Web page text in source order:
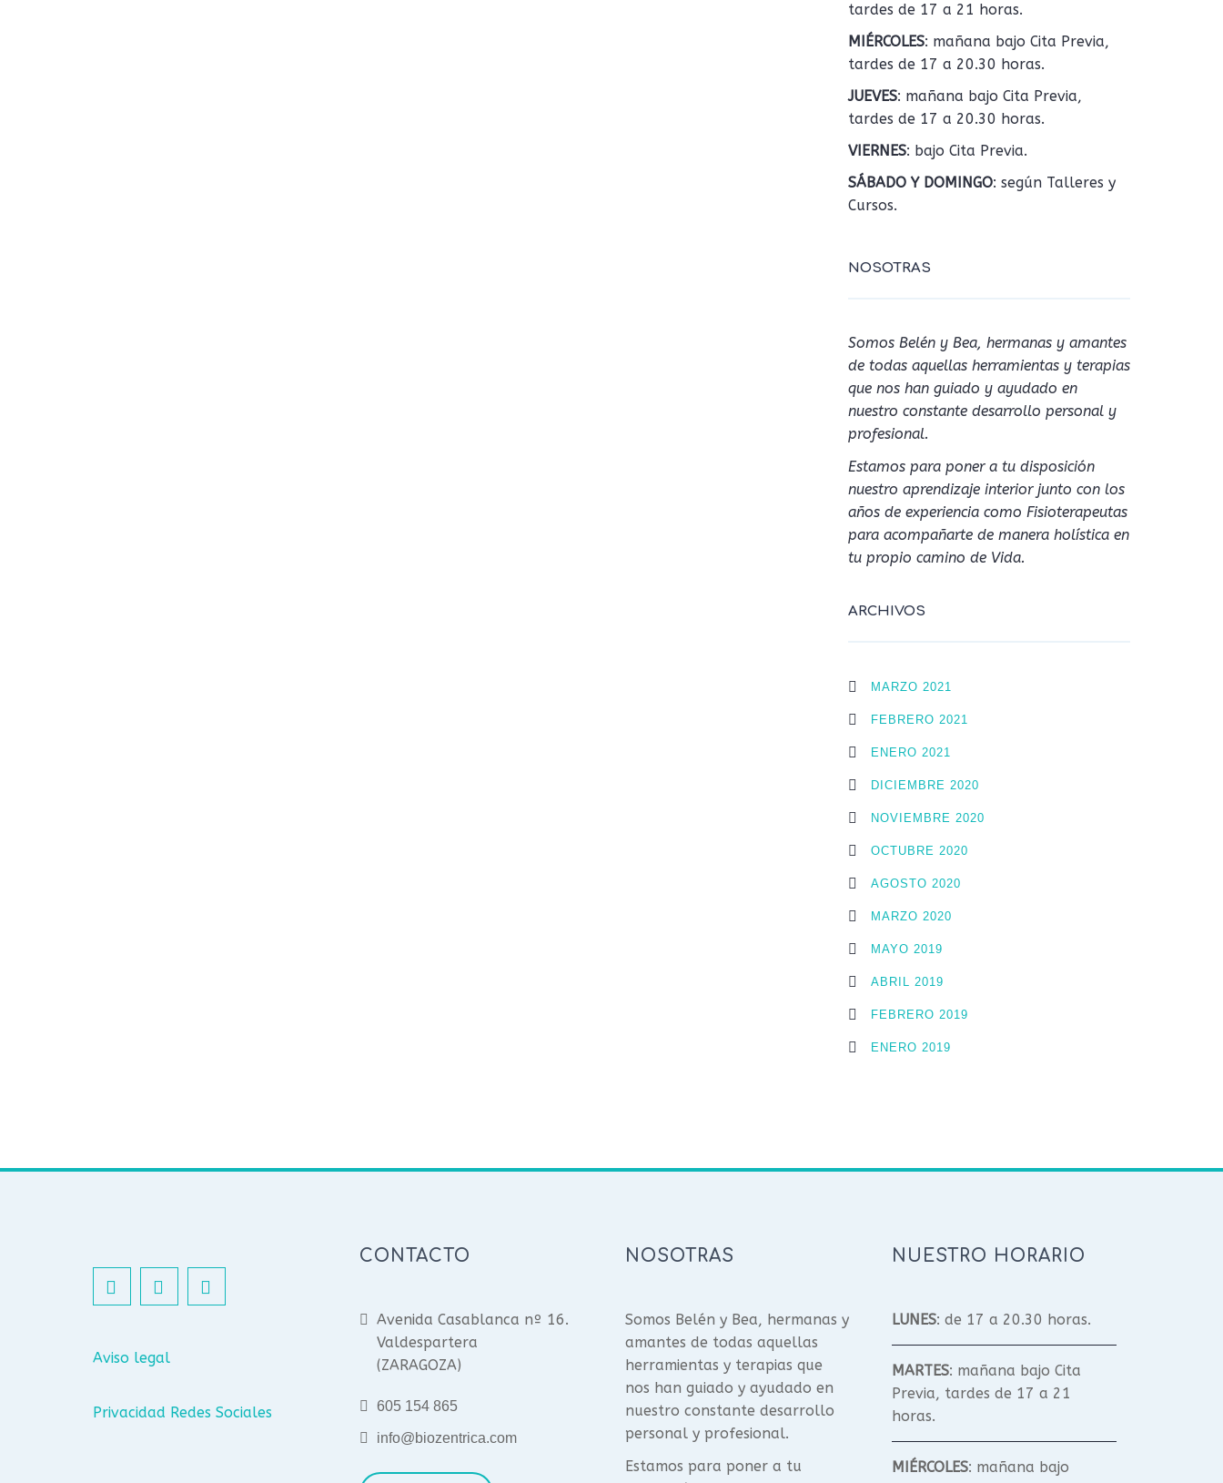
tardes de 17 a 21 horas.
MIÉRCOLES: mañana bajo Cita Previa,
tardes de 17 a 20.30 horas.
JUEVES: mañana bajo Cita Previa,
tardes de 17 a 20.30 horas.
VIERNES: bajo Cita Previa.
SÁBADO Y DOMINGO: según Talleres y
Cursos.
NOSOTRAS
Somos Belén y Bea, hermanas y amantes
de todas aquellas herramientas y terapias
que nos han guiado y ayudado en
nuestro constante desarrollo personal y
profesional.
Estamos para poner a tu disposición
nuestro aprendizaje interior junto con los
años de experiencia como Fisioterapeutas
para acompañarte de manera holística en
tu propio camino de Vida.
ARCHIVOS
MARZO 2021
FEBRERO 2021
ENERO 2021
DICIEMBRE 2020
NOVIEMBRE 2020
OCTUBRE 2020
AGOSTO 2020
MARZO 2020
MAYO 2019
ABRIL 2019
FEBRERO 2019
ENERO 2019
Aviso legal
Privacidad Redes Sociales
CONTACTO
Avenida Casablanca nº 16.
Valdespartera
(ZARAGOZA)
605 154 865
info@biozentrica.com
NOSOTRAS
Somos Belén y Bea, hermanas y
amantes de todas aquellas
herramientas y terapias que
nos han guiado y ayudado en
nuestro constante desarrollo
personal y profesional.
Estamos para poner a tu
NUESTRO HORARIO
LUNES: de 17 a 20.30 horas.
MARTES: mañana bajo Cita
Previa, tardes de 17 a 21
horas.
MIÉRCOLES: mañana bajo